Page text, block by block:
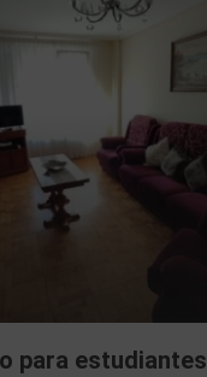
para estudiantes